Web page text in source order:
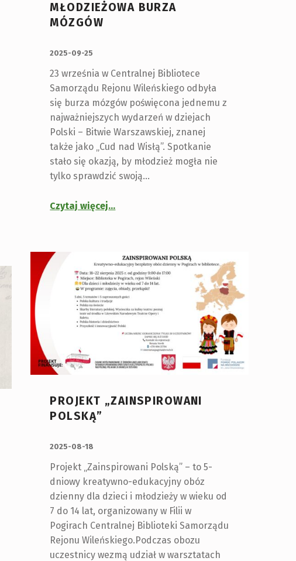
MŁODZIEŻOWA BURZA
MÓZGÓW
2025-09-25
23 września w Centralnej Bibliotece
Samorządu Rejonu Wileńskiego odbyła
się burza mózgów poświęcona jednemu z
najważniejszych wydarzeń w dziejach
Polski – Bitwie Warszawskiej, znanej
także jako „Cud nad Wisłą”. Spotkanie
stało się okazją, by młodzież mogła nie
tylko sprawdzić swoją…
Czytaj więcej…
PROJEKT „ZAINSPIROWANI
POLSKĄ”
2025-08-18
Projekt „Zainspirowani Polską” – to 5-
dniowy kreatywno-edukacyjny obóz
dzienny dla dzieci i młodzieży w wieku od
7 do 14 lat, organizowany w Filii w
Pogirach Centralnej Biblioteki Samorządu
Rejonu Wileńskiego.Podczas obozu
uczestnicy wezmą udział w warsztatach